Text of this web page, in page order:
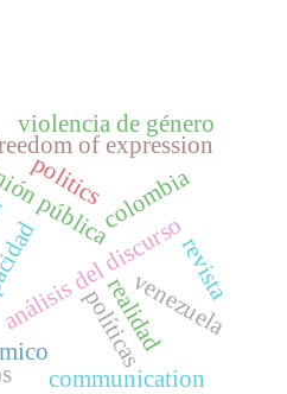
del discurso
pública
of expression
violencia de género
realidad
colombia
venezuela
políticas
politics
communication
revista